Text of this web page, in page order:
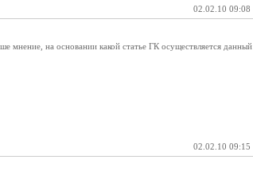
02.02.10 09:08
мнение, на основании какой статье ГК осуществляется данный
02.02.10 09:15